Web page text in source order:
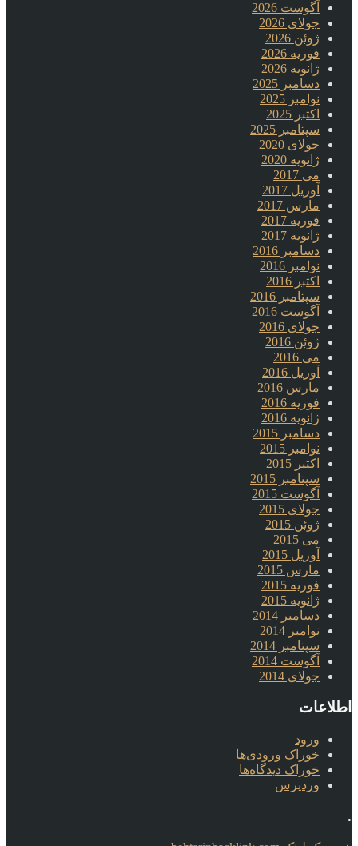
آگوست 2026
جولای 2026
ژوئن 2026
فوریه 2026
ژانویه 2026
دسامبر 2025
نوامبر 2025
اکتبر 2025
سپتامبر 2025
جولای 2020
ژانویه 2020
می 2017
آوریل 2017
مارس 2017
فوریه 2017
ژانویه 2017
دسامبر 2016
نوامبر 2016
اکتبر 2016
سپتامبر 2016
آگوست 2016
جولای 2016
ژوئن 2016
می 2016
آوریل 2016
مارس 2016
فوریه 2016
ژانویه 2016
دسامبر 2015
نوامبر 2015
اکتبر 2015
سپتامبر 2015
آگوست 2015
جولای 2015
ژوئن 2015
می 2015
آوریل 2015
مارس 2015
فوریه 2015
ژانویه 2015
دسامبر 2014
نوامبر 2014
سپتامبر 2014
آگوست 2014
جولای 2014
اطلاعات
ورود
خوراک ورودی‌ها
خوراک دیدگاه‌ها
وردپرس
.